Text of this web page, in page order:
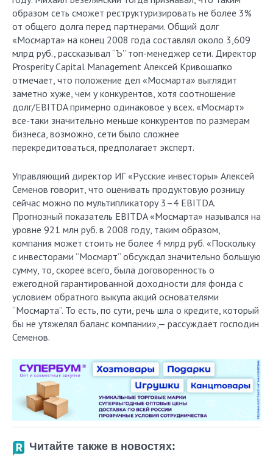
образом сеть сможет реструктуризировать не более 3%
от общего долга перед партнерами. Общий долг
«Мосмарта» на конец 2008 года составлял около 3,609
млрд руб., рассказывал “Ъ” топ-менеджер сети. Директор
Prosperity Capital Management Алексей Кривошапко
отмечает, что положение дел «Мосмарта» выглядит
заметно хуже, чем у конкурентов, хотя соотношение
долг/EBITDA примерно одинаковое у всех. «Мосмарт»
все-таки значительно меньше конкурентов по размерам
бизнеса, возможно, сети было сложнее
перекредитоваться, предполагает эксперт.
Управляющий директор ИГ «Русские инвесторы» Алексей
Семенов говорит, что оценивать продуктовую розницу
сейчас можно по мультипликатору 3–4 EBITDA.
Прогнозный показатель EBITDA «Мосмарта» назывался на
уровне 921 млн руб. в 2008 году, таким образом,
компания может стоить не более 4 млрд руб. «Поскольку
с инвесторами “Мосмарт” обсуждал значительно большую
сумму, то, скорее всего, была договоренность о
ежегодной гарантированной доходности для фонда с
условием обратного выкупа акций основателями
“Мосмарта”. То есть, по сути, речь шла о кредите, который
бы не утяжелял баланс компании»,— рассуждает господин
Семенов.
Читайте также в новостях: